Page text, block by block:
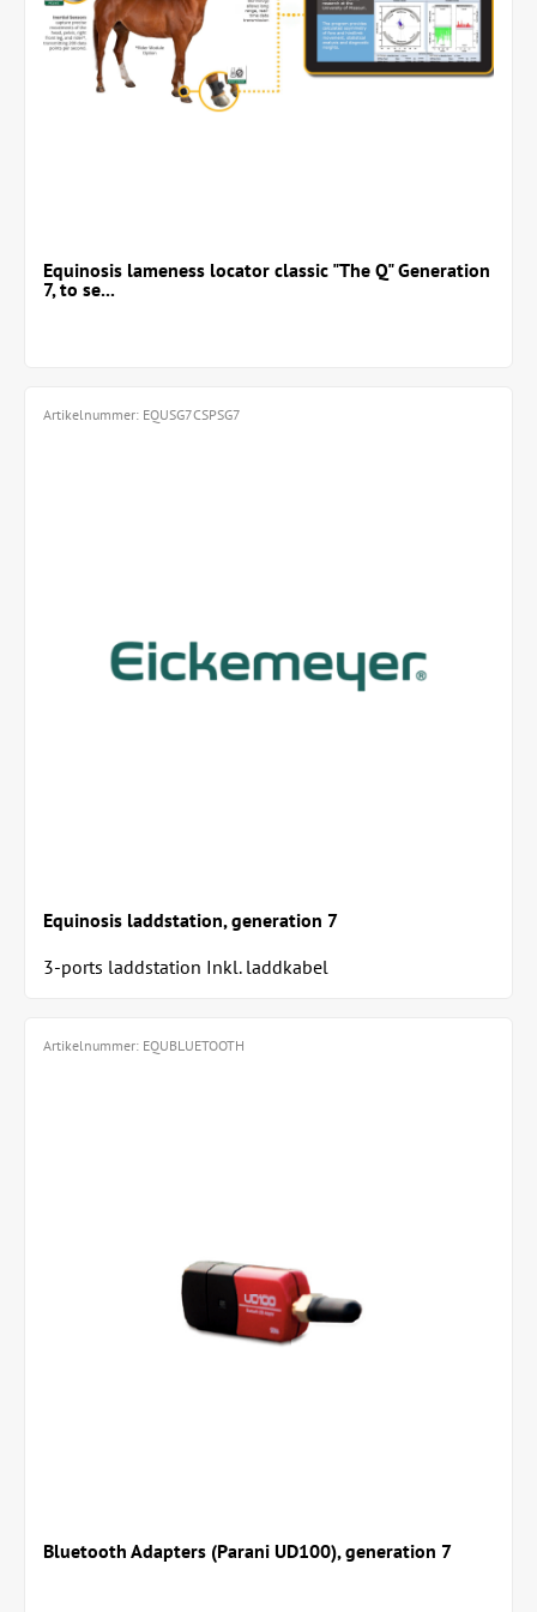
Equinosis lameness locator classic "The Q" Generation
7, to se...
Equinosis laddstation, generation 7
3-ports laddstation Inkl. laddkabel
Artikelnummer: EQUSG7CSPSG7
Bluetooth Adapters (Parani UD100), generation 7
Artikelnummer: EQUBLUETOOTH